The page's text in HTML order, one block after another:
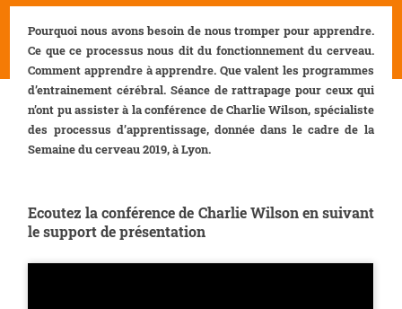
Pourquoi nous avons besoin de nous tromper pour apprendre.
Ce que ce processus nous dit du fonctionnement du cerveau.
Comment apprendre à apprendre. Que valent les programmes
d’entrainement cérébral. Séance de rattrapage pour ceux qui
n’ont pu assister à la conférence de Charlie Wilson, spécialiste
des processus d’apprentissage, donnée dans le cadre de la
Semaine du cerveau 2019, à Lyon.
Ecoutez la conférence de Charlie Wilson en suivant
le support de présentation